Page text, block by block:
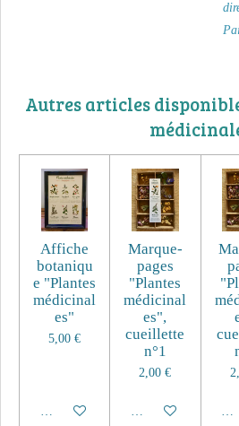
Autres articles
Affiche
botaniqu
e "Plantes
médicinal
es"
5,00 €
Ajouter au panier
Marque-
pages
"Plantes
médicinal
es",
cueillette
n°1
2,00 €
Ajouter au panier